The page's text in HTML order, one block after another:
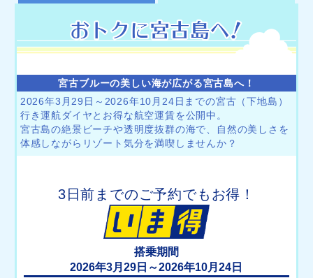
宮古ブルーの美しい海が広がる宮古島へ！
2026年3月29日～2026年10月24日までの宮古（下地島）
行き運航ダイヤとお得な航空運賃を公開中。
宮古島の絶景ビーチや透明度抜群の海で、自然の美しさを
体感しながらリゾート気分を満喫しませんか？
3日前までのご予約でもお得！
搭乗期間
2026年3月29日～2026年10月24日